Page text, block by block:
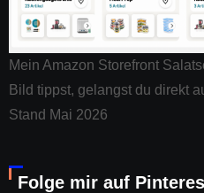
Mein Amazon Storefront
Bild tippst, gelangst du direkt
Stand Mai 2026
Folge mir auf